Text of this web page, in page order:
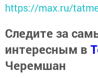
https://max.ru/
Следите за
интересным в
Черемшан